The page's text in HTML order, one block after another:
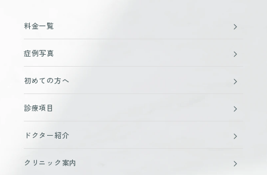
料金一覧
症例写真
初めての方へ
診療項目
ドクター紹介
クリニック案内